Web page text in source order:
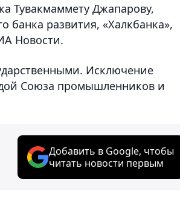
Тувакмаммету Джапарову,
банка развития, «Халкбанка»,
Новости.
Исключение
Союза промышленников и
Добавить в Google, чтобы
читать новости первым